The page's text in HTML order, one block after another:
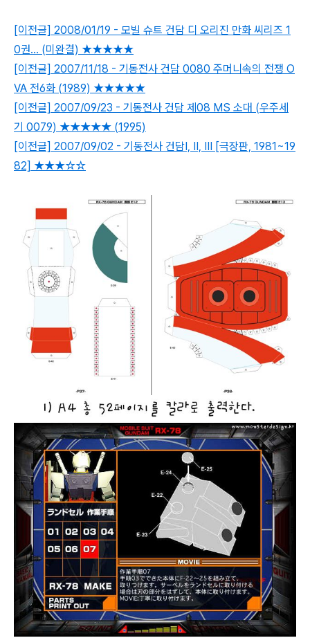
[이전글] 2008/01/19 - 모빌 슈트 건담 디 오리진 만화 씨리즈 1
0권... (미완결) ★★★★★
[이전글] 2007/11/18 - 기동전사 건담 0080 주머니속의 전쟁 O
VA 전6화 (1989) ★★★★★
[이전글] 2007/09/23 - 기동전사 건담 제08 MS 소대 (우주세
기 0079) ★★★★★ (1995)
[이전글] 2007/09/02 - 기동전사 건담Ⅰ, Ⅱ, Ⅲ [극장판, 1981~19
82] ★★★☆☆